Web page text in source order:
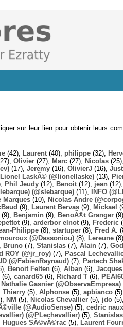
sur leur lien pour obtenir leurs
(42), Laurent (40), philippe (32),
Olivier (27), Marc (27), Nicolas (25),
(17), Jeremy (16), OlivierJ (16),
Lionel LaskÃ© (@lionellaske) (13),
Phil Jeudy (12), Benoit (12), jean (12),
(@slebarque) (11), INFO
Marques (10), Nicolas Andre
(9), Laurent Bervas (9), Mickael
(9), Benjamin (9), BenoÃ®t Granger
(9), arderbor elnot (9), Frederic
Philippe (8), startuper (8), Fred A.
(@Dassoniou) (8), Lereune
Bruno (7), Stanislas (7), Alain (7),
ROY (@jr_roy) (7),
Pascal
(@FabienRaynaud) (7),
Partech
Benoit Felten (6), Alban (6), Jacques
(6), canard65 (6), Richard T (6),
Nathalie Gasnier (@ObservaEmpresa)
Thierry (5), Alphonse (5), apbianco (5),
NM (5), Nicolas Chevallier (5), jdo (5),
(@AudioSense) (5), cedric
(@PLechevallier) (5),
Hugues SÃ©vÃ©rac (5), Laurent